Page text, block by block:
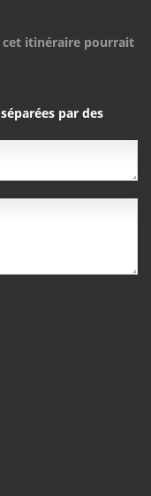
cet itinéraire pourrait
par des